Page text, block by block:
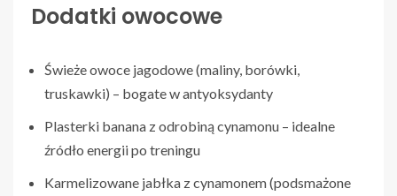
Dodatki owocowe
Świeże owoce jagodowe (maliny, borówki,
truskawki) – bogate w antyoksydanty
Plasterki banana z odrobiną cynamonu – idealne
źródło energii po treningu
Karmelizowane jabłka z cynamonem (podsmażone